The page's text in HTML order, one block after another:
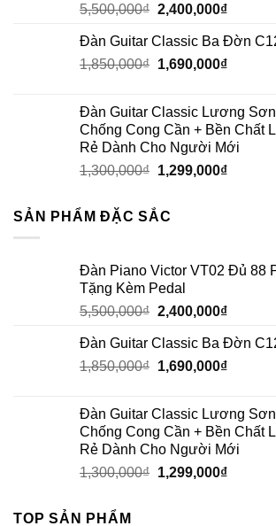
5,500,000₫ 2,400,000₫
Đàn Guitar Classic Ba Đờn
1,850,000₫ 1,690,000₫
Đàn Guitar Classic Lương
Chống Cong Cần + Bền Chất
Rẻ Dành Cho Người Mới
1,300,000₫ 1,299,000₫
SẢN PHẨM ĐẶC SẮC
Đàn Piano Victor VT02 Đủ 88
Tặng Kèm Pedal
5,500,000₫ 2,400,000₫
Đàn Guitar Classic Ba Đờn
1,850,000₫ 1,690,000₫
Đàn Guitar Classic Lương
Chống Cong Cần + Bền Chất
Rẻ Dành Cho Người Mới
1,300,000₫ 1,299,000₫
TOP SẢN PHẨM